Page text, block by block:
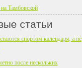
Тамбовской
статьи
спортом календаря, а не
после нескольких